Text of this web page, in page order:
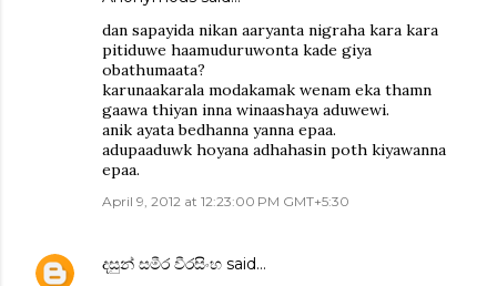
dan sapayida nikan aaryanta nigraha kara kara
pitiduwe haamuduruwonta kade giya
obathumaata?
karunaakarala modakamak wenam eka thamn
gaawa thiyan inna winaashaya aduwewi.
anik ayata bedhanna yanna epaa.
adupaaduwk hoyana adhahasin poth kiyawanna
epaa.
April 9, 2012 at 12:23:00 PM GMT+5:30
දසුන් සමීර වීරසිංහ said…